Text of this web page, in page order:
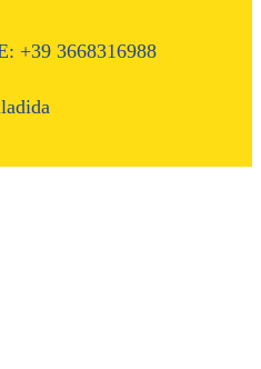
+39 3668316988